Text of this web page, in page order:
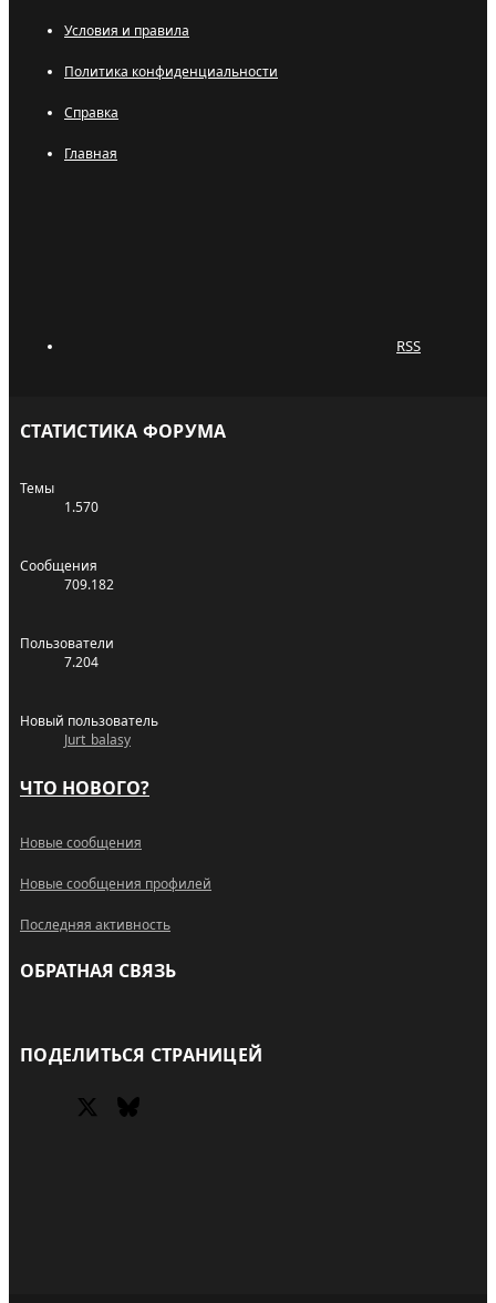
Условия и правила
Политика конфиденциальности
Справка
Главная
RSS
СТАТИСТИКА ФОРУМА
Темы
1.570
Сообщения
709.182
Пользователи
7.204
Новый пользователь
Jurt_balasy
ЧТО НОВОГО?
Новые сообщения
Новые сообщения профилей
Последняя активность
ОБРАТНАЯ СВЯЗЬ
ПОДЕЛИТЬСЯ СТРАНИЦЕЙ
X (Twitter)Bluesky